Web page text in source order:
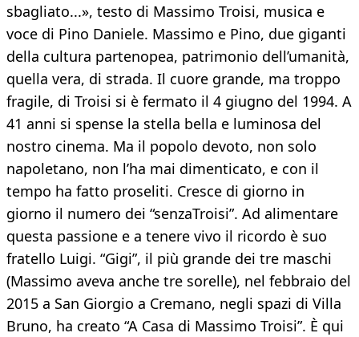
sbagliato...», testo di Massimo Troisi, musica e
voce di Pino Daniele. Massimo e Pino, due giganti
della cultura partenopea, patrimonio dell’umanità,
quella vera, di strada. Il cuore grande, ma troppo
fragile, di Troisi si è fermato il 4 giugno del 1994. A
41 anni si spense la stella bella e luminosa del
nostro cinema. Ma il popolo devoto, non solo
napoletano, non l’ha mai dimenticato, e con il
tempo ha fatto proseliti. Cresce di giorno in
giorno il numero dei “senzaTroisi”. Ad alimentare
questa passione e a tenere vivo il ricordo è suo
fratello Luigi. “Gigi”, il più grande dei tre maschi
(Massimo aveva anche tre sorelle), nel febbraio del
2015 a San Giorgio a Cremano, negli spazi di Villa
Bruno, ha creato “A Casa di Massimo Troisi”. È qui